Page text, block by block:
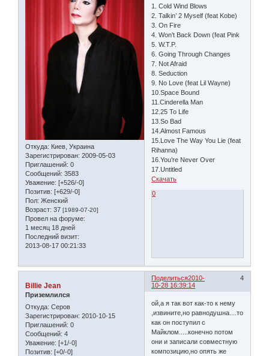
Откуда: Киев, Украина
Зарегистрирован: 2009-05-03
Приглашений: 0
Сообщений: 3583
Уважение: [+526/-0]
Позитив: [+629/-0]
Пол: Женский
Возраст: 37 [1989-07-20]
Провел на форуме:
1 месяц 18 дней
Последний визит:
2013-08-17 00:21:33
1. Cold Wind Blows
2. Talkin’ 2 Myself (feat Kobe)
3. On Fire
4. Won’t Back Down (feat Pink
5. W.T.P.
6. Going Through Changes
7. Not Afraid
8. Seduction
9. No Love (feat Lil Wayne)
10.Space Bound
11.Cinderella Man
12.25 To Life
13.So Bad
14.Almost Famous
15.Love The Way You Lie (feat
Rihanna)
16.You’re Never Over
17.Untitled
Скачать
0
Поделиться 4
2010-
10-28 16:39:14
Billie Jean
Приземлился
Откуда: Серов
Зарегистрирован: 2010-10-15
Приглашений: 0
Сообщений: 4
Уважение: [+1/-0]
Позитив: [+0/-0]
ой,а я так вот как-то к нему
,извините,но равнодушна....то
как он поступил с
Майклом.....конечно потом
они и записали совместную
композицию,но опять же